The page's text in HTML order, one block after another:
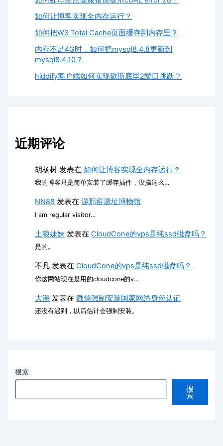
如何让博客实现全内存运行？
如何把W3 Total Cache页面缓存到内存里？
内存不足4G时，如何把mysql8.4.8更新到
mysql8.4.10？
hiddify客户端如何实现歇斯底里2端口跳跃？
近期评论
胡杨树 发表在如何让博客实现全内存运行？
我的博客只是简单安装了缓存插件，没搞这么…
NN88 发表在游邢窑遗址博物馆
I am regular visitor…
土狼妹妹 发表在CloudCone的vps是纯ssd磁盘吗？
是的。
不凡 发表在CloudCone的vps是纯ssd磁盘吗？
你这网站现在是用的cloudcone的v…
大海 发表在微信强制安装国家网络身份认证
还没有遇到，以后估计会强制安装。
搜索
搜
索